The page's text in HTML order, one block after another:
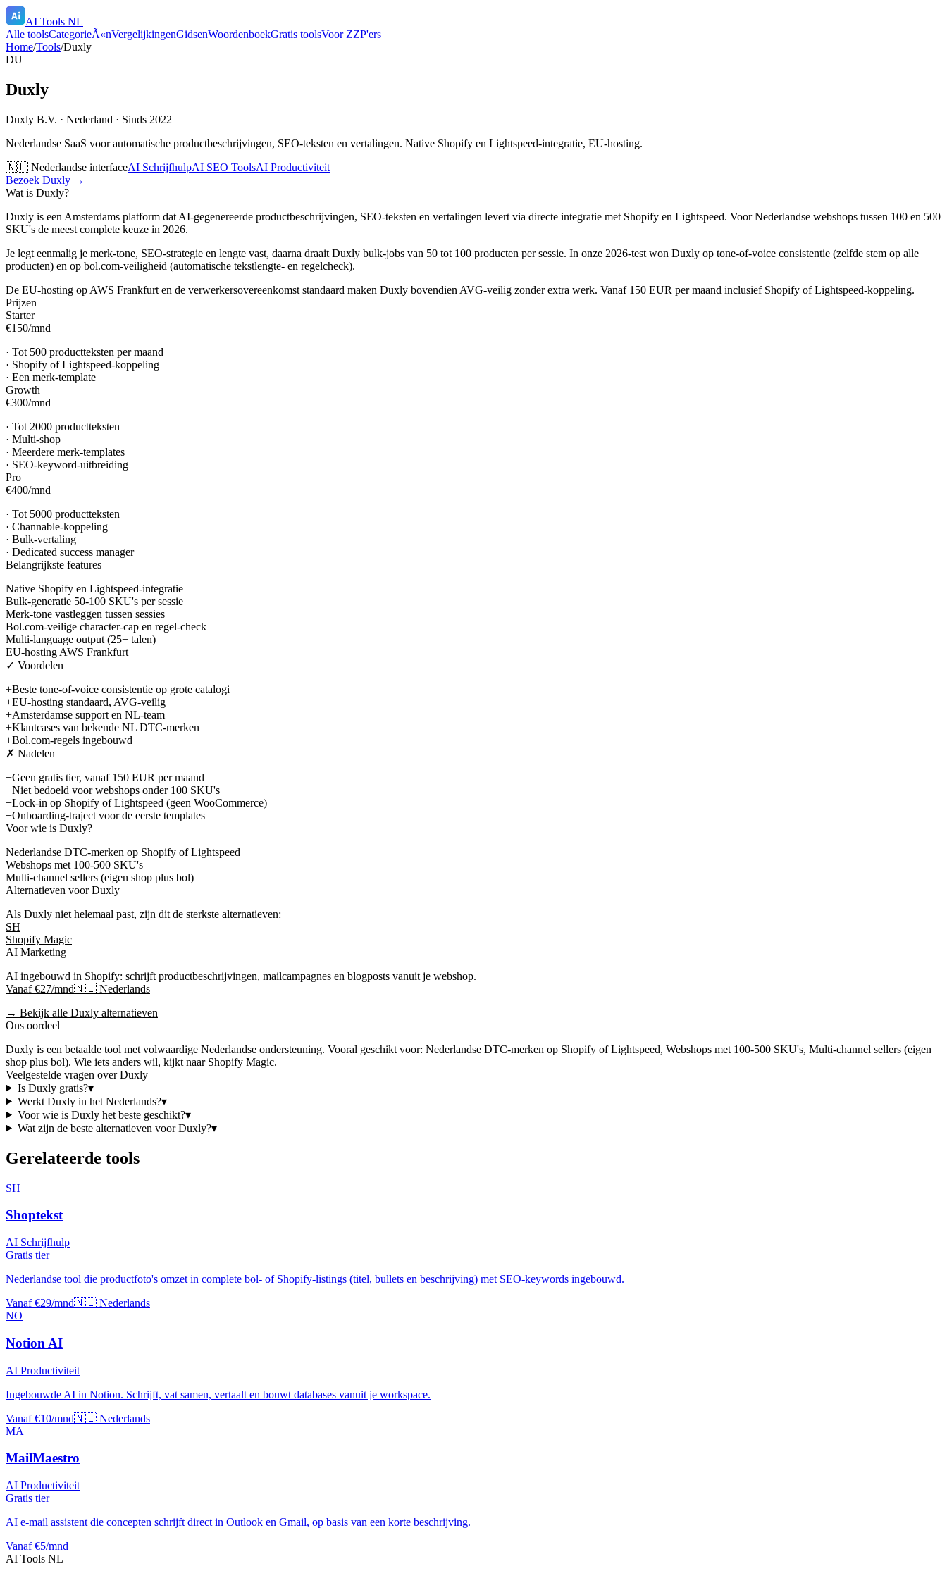
AI Tools NL
Alle toolsCategorieÃ«nVergelijkingenGidsenWoordenboekGratis toolsVoor ZZP'ers
Home/Tools/Duxly
DU
Duxly
Duxly B.V. · Nederland · Sinds 2022
Nederlandse SaaS voor automatische productbeschrijvingen, SEO-teksten en vertalingen. Native Shopify en Lightspeed-integratie, EU-hosting.
🇳🇱 Nederlandse interfaceAI SchrijfhulpAI SEO ToolsAI Productiviteit
Bezoek Duxly →
Wat is Duxly?
Duxly is een Amsterdams platform dat AI-gegenereerde productbeschrijvingen, SEO-teksten en vertalingen levert via directe integratie met Shopify en Lightspeed. Voor Nederlandse webshops tussen 100 en 500
SKU's de meest complete keuze in 2026.
Je legt eenmalig je merk-tone, SEO-strategie en lengte vast, daarna draait Duxly bulk-jobs van 50 tot 100 producten per sessie. In onze 2026-test won Duxly op tone-of-voice consistentie (zelfde stem op alle
producten) en op bol.com-veiligheid (automatische tekstlengte- en regelcheck).
De EU-hosting op AWS Frankfurt en de verwerkersovereenkomst standaard maken Duxly bovendien AVG-veilig zonder extra werk. Vanaf 150 EUR per maand inclusief Shopify of Lightspeed-koppeling.
Prijzen
Starter
€150/mnd
· Tot 500 productteksten per maand
· Shopify of Lightspeed-koppeling
· Een merk-template
Growth
€300/mnd
· Tot 2000 productteksten
· Multi-shop
· Meerdere merk-templates
· SEO-keyword-uitbreiding
Pro
€400/mnd
· Tot 5000 productteksten
· Channable-koppeling
· Bulk-vertaling
· Dedicated success manager
Belangrijkste features
Native Shopify en Lightspeed-integratie
Bulk-generatie 50-100 SKU's per sessie
Merk-tone vastleggen tussen sessies
Bol.com-veilige character-cap en regel-check
Multi-language output (25+ talen)
EU-hosting AWS Frankfurt
✓ Voordelen
+Beste tone-of-voice consistentie op grote catalogi
+EU-hosting standaard, AVG-veilig
+Amsterdamse support en NL-team
+Klantcases van bekende NL DTC-merken
+Bol.com-regels ingebouwd
✗ Nadelen
−Geen gratis tier, vanaf 150 EUR per maand
−Niet bedoeld voor webshops onder 100 SKU's
−Lock-in op Shopify of Lightspeed (geen WooCommerce)
−Onboarding-traject voor de eerste templates
Voor wie is Duxly?
Nederlandse DTC-merken op Shopify of Lightspeed
Webshops met 100-500 SKU's
Multi-channel sellers (eigen shop plus bol)
Alternatieven voorDuxly
Als Duxly niet helemaal past, zijn dit de sterkste alternatieven:
SH
Shopify Magic
AI Marketing
AI ingebouwd in Shopify: schrijft productbeschrijvingen, mailcampagnes en blogposts vanuit je webshop.
Vanaf €27/mnd🇳🇱 Nederlands
→ Bekijk alle Duxly alternatieven
Ons oordeel
Duxly is een betaalde tool met volwaardige Nederlandse ondersteuning. Vooral geschikt voor: Nederlandse DTC-merken op Shopify of Lightspeed, Webshops met 100-500 SKU's, Multi-channel sellers (eigen
shop plus bol). Wie iets anders wil, kijkt naar Shopify Magic.
Veelgestelde vragen overDuxly
Is Duxlygratis?▾
Werkt Duxlyin het Nederlands?▾
Voor wie is Duxlyhet beste geschikt?▾
Wat zijn de beste alternatieven voorDuxly?▾
Gerelateerde tools
SH
Shoptekst
AI Schrijfhulp
Gratis tier
Nederlandse tool die productfoto's omzet in complete bol- of Shopify-listings (titel, bullets en beschrijving) met SEO-keywords ingebouwd.
Vanaf €29/mnd🇳🇱 Nederlands
NO
Notion AI
AI Productiviteit
Ingebouwde AI in Notion. Schrijft, vat samen, vertaalt en bouwt databases vanuit je workspace.
Vanaf €10/mnd🇳🇱 Nederlands
MA
MailMaestro
AI Productiviteit
Gratis tier
AI e-mail assistent die concepten schrijft direct in Outlook en Gmail, op basis van een korte beschrijving.
Vanaf €5/mnd
AI Tools NL